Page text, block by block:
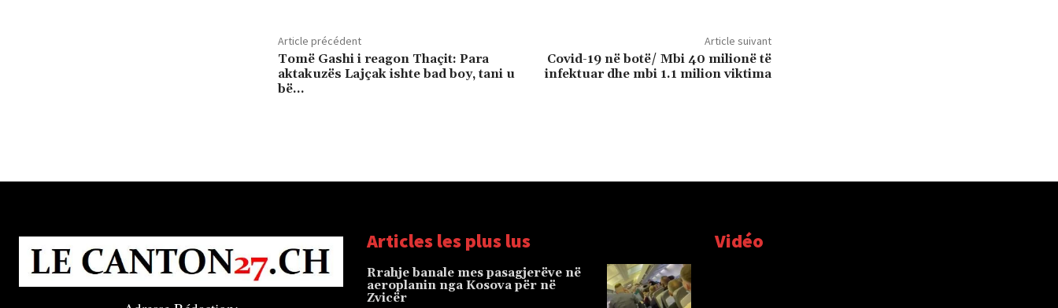
Article précédent
Tomë Gashi i reagon Thaçit: Para
aktakuzës Lajçak ishte bad boy, tani u
bë…
Article suivant
Covid-19 në botë/ Mbi 40 milionë të
infektuar dhe mbi 1.1 milion viktima
Articles les plus lus
Rrahje banale mes pasagjerëve në
aeroplanin nga Kosova për në
Zvicër
Vidéo